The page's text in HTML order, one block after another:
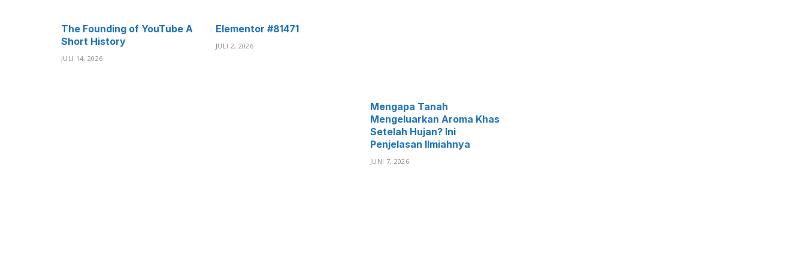
The Founding of YouTube A
Short History
JULI 14, 2026
Elementor #81471
JULI 2, 2026
Mengapa Tanah
Mengeluarkan Aroma Khas
Setelah Hujan? Ini
Penjelasan Ilmiahnya
JUNI 7, 2026